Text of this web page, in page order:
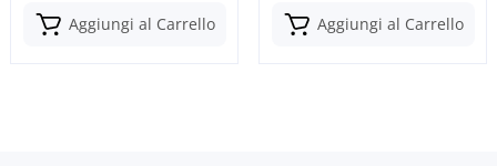
Aggiungi al Carrello Aggiungi al Carrello